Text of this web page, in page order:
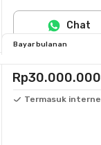
Chat
Bayar bulanan
Rp30.000.000
Termasuk